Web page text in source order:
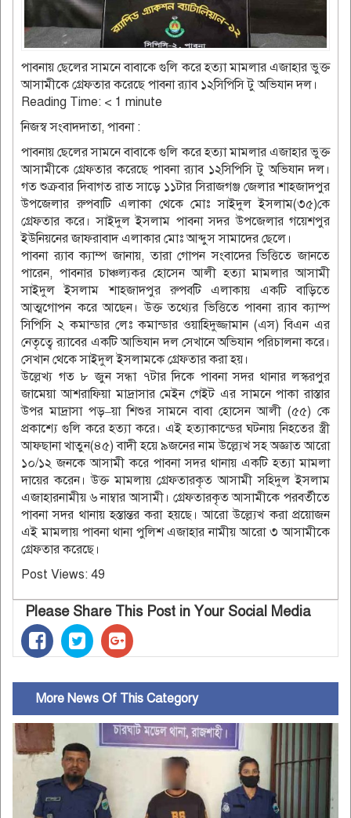
পাবনায় ছেলের সামনে বাবাকে গুলি করে হত্যা মামলার এজাহার ভুক্ত
আসামীকে গ্রেফতার করেছে পাবনা র‌্যাব ১২সিপিসি টু অভিযান দল।
Reading Time: < 1 minute
নিজস্ব সংবাদদাতা, পাবনা :
পাবনায় ছেলের সামনে বাবাকে গুলি করে হত্যা মামলার এজাহার ভুক্ত
আসামীকে গ্রেফতার করেছে পাবনা র‌্যাব ১২সিপিসি টু অভিযান দল।
গত শুক্রবার দিবাগত রাত সাড়ে ১১টার সিরাজগঞ্জ জেলার শাহজাদপুর
উপজেলার রুপবাটি এলাকা থেকে মোঃ সাইদুল ইসলাম(৩৫)কে
গ্রেফতার করে। সাইদুল ইসলাম পাবনা সদর উপজেলার গয়েশপুর
ইউনিয়নের জাফরাবাদ এলাকার মোঃ আব্দুস সামাদের ছেলে।
পাবনা র‌্যাব ক্যাম্প জানায়, তারা গোপন সংবাদের ভিত্তিতে জানতে
পারেন, পাবনার চাঞ্চল্যকর হোসেন আলী হত্যা মামলার আসামী
সাইদুল ইসলাম শাহজাদপুর রুপবটি এলাকায় একটি বাড়িতে
আত্মগোপন করে আছেন। উক্ত তথ্যের ভিত্তিতে পাবনা র‌্যাব ক্যাম্প
সিপিসি ২ কমান্ডার লেঃ কমান্ডার ওয়াহিদুজ্জামান (এস) বিএন এর
নেতৃত্বে র‌্যাবের একটি আভিযান দল সেখানে অভিযান পরিচালনা করে।
সেখান থেকে সাইদুল ইসলামকে গ্রেফতার করা হয়।
উল্লেখ্য গত ৮ জুন সন্ধা ৭টার দিকে পাবনা সদর থানার লস্করপুর
জামেয়া আশরাফিয়া মাদ্রাসার মেইন গেইট এর সামনে পাকা রাস্তার
উপর মাদ্রাসা পড়–য়া শিশুর সামনে বাবা হোসেন আলী (৫৫) কে
প্রকাশ্যে গুলি করে হত্যা করে। এই হত্যাকান্ডের ঘটনায় নিহতের স্ত্রী
আফছানা খাতুন(৪৫) বাদী হয়ে ৯জনের নাম উল্ল্যেখ সহ অজ্ঞাত আরো
১০/১২ জনকে আসামী করে পাবনা সদর থানায় একটি হত্যা মামলা
দায়ের করেন। উক্ত মামলায় গ্রেফতারকৃত আসামী সহিদুল ইসলাম
এজাহারনামীয় ৬ নাম্বার আসামী। গ্রেফতারকৃত আসামীকে পরবর্তীতে
পাবনা সদর থানায় হস্তান্তর করা হয়ছে। আরো উল্ল্যেখ করা প্রয়োজন
এই মামলায় পাবনা থানা পুলিশ এজাহার নামীয় আরো ৩ আসামীকে
গ্রেফতার করেছে।
Post Views: 49
Please Share This Post in Your Social Media
More News Of This Category